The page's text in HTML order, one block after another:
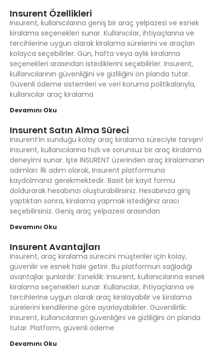
Insurent Özellikleri
Insurent, kullanıcılarına geniş bir araç yelpazesi ve esnek
kiralama seçenekleri sunar. Kullanıcılar, ihtiyaçlarına ve
tercihlerine uygun olarak kiralama sürelerini ve araçları
kolayca seçebilirler. Gün, hafta veya aylık kiralama
seçenekleri arasından istediklerini seçebilirler. Insurent,
kullanıcılarının güvenliğini ve gizliliğini ön planda tutar.
Güvenli ödeme sistemleri ve veri koruma politikalarıyla,
kullanıcılar araç kiralama
Devamını Oku
Insurent Satın Alma Süreci
Insurent’in sunduğu kolay araç kiralama süreciyle tanışın!
Insurent, kullanıcılarına hızlı ve sorunsuz bir araç kiralama
deneyimi sunar. İşte INSURENT üzerinden araç kiralamanın
adımları: İlk adım olarak, Insurent platformuna
kaydolmanız gerekmektedir. Basit bir kayıt formu
doldurarak hesabınızı oluşturabilirsiniz. Hesabınıza giriş
yaptıktan sonra, kiralama yapmak istediğiniz aracı
seçebilirsiniz. Geniş araç yelpazesi arasından
Devamını Oku
Insurent Avantajları
Insurent, araç kiralama sürecini müşteriler için kolay,
güvenilir ve esnek hale getirir. Bu platformun sağladığı
avantajlar şunlardır: Esneklik: Insurent, kullanıcılarına esnek
kiralama seçenekleri sunar. Kullanıcılar, ihtiyaçlarına ve
tercihlerine uygun olarak araç kiralayabilir ve kiralama
sürelerini kendilerine göre ayarlayabilirler. Güvenilirlik:
Insurent, kullanıcılarının güvenliğini ve gizliliğini ön planda
tutar. Platform, güvenli ödeme
Devamını Oku